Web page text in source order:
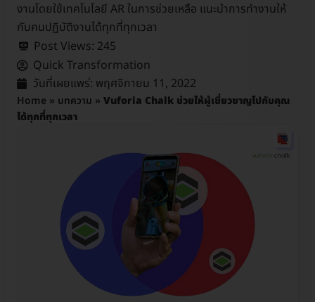
งานโดยใช้เทคโนโลยี AR ในการช่วยเหลือ แนะนำการทำงานให้
กับคนปฏิบัติงานได้ทุกที่ทุกเวลา
Post Views: 245
Quick Transformation
วันที่เผยแพร่: พฤศจิกายน 11, 2022
Home » บทความ » Vuforia Chalk ช่วยให้ผู้เชี่ยวชาญไปกับคุณ
ได้ทุกที่ทุกเวลา